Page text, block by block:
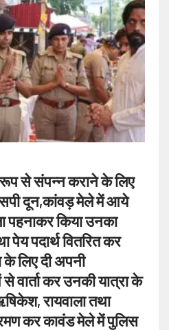
से संपन्न कराने के लिए
दून,कांवड़ मेले में आये
पहनाकर किया उनका
पेय पदार्थ वितरित कर
के लिए दी अपनी
वार्ता कर उनकी यात्रा के
रायवाला तथा
कर कावंड मेले में पुलिस